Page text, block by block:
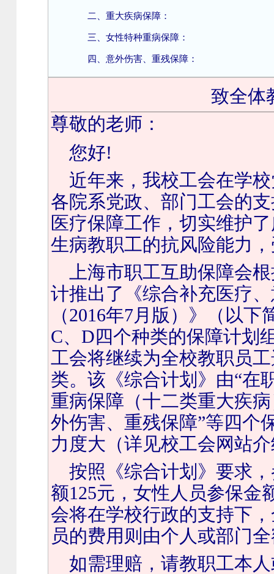
二、重大疾病保障：
三、女性特种重病保障：
四、意外伤害、重残保障：
致全体
尊敬的老师：
您好!
近年来，我校工会在学
各院系党政、部门工会的
医疗保障工作，切实维护
生病教职工的抗风险能力
上海市职工互助保障会
计推出了《综合补充医疗
（2016年7月版）》（以下
C、 D四个种类的保障计划
工会将继续为全校教职员
类。该《综合计划》由“在
重病保障（十二类重大疾
外伤害、重残保障”等四个
力度大（详见校工会网站
按照《综合计划》要求
额125元，女性人员参保金
会将在学校行政的支持下
员的费用则由个人或部门
如需理赔，请教职工本